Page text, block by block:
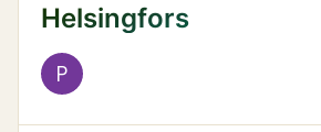
Helsingfors
P